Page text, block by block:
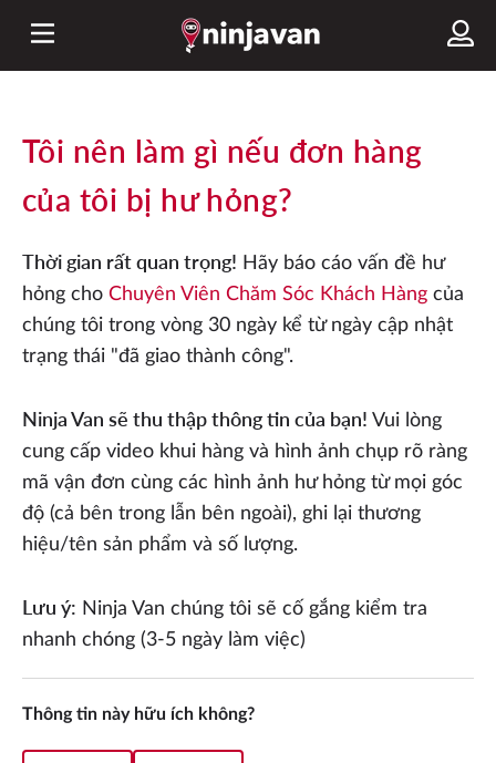
Tôi nên làm gì nếu đơn hàng
của tôi bị hư hỏng?
Thời gian rất quan trọng! Hãy báo cáo vấn đề hư
hỏng cho Chuyên Viên Chăm Sóc Khách Hàng của
chúng tôi trong vòng 30 ngày kể từ ngày cập nhật
trạng thái "đã giao thành công".
Ninja Van sẽ thu thập thông tin của bạn! Vui lòng
cung cấp video khui hàng và hình ảnh chụp rõ ràng
mã vận đơn cùng các hình ảnh hư hỏng từ mọi góc
độ (cả bên trong lẫn bên ngoài), ghi lại thương
hiệu/tên sản phẩm và số lượng.
Lưu ý: Ninja Van chúng tôi sẽ cố gắng kiểm tra
nhanh chóng (3-5 ngày làm việc)
Thông tin này hữu ích không?